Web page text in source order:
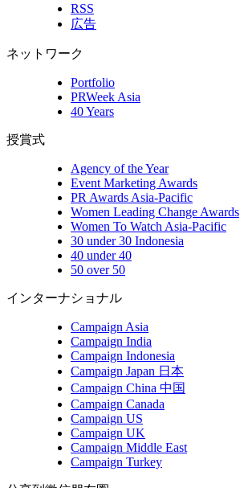
RSS
広告
ネットワーク
Portfolio
PRWeek Asia
40 Years
授賞式
Agency of the Year
Event Marketing Awards
PR Awards Asia-Pacific
Women Leading Change Awards
Women To Watch Asia-Pacific
30 under 30 Indonesia
40 under 40
50 over 50
インターナショナル
Campaign Asia
Campaign India
Campaign Indonesia
Campaign Japan 日本
Campaign China 中国
Campaign Canada
Campaign US
Campaign UK
Campaign Middle East
Campaign Turkey